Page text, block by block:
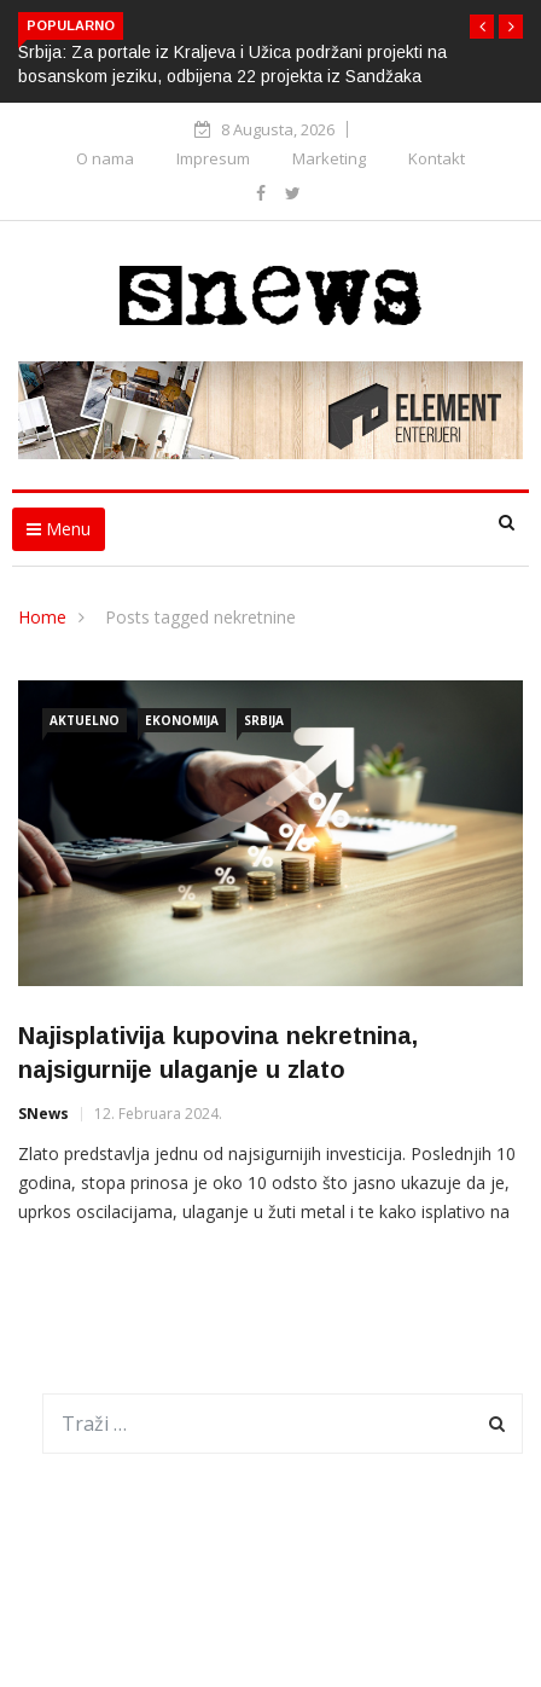
POPULARNO
Srbija: Za portale iz Kraljeva i Užica podržani projekti na
bosanskom jeziku, odbijena 22 projekta iz Sandžaka
8 Augusta, 2026
O nama
Impresum Marketing Kontakt
Menu
Home Posts tagged nekretnine
AKTUELNO EKONOMIJA SRBIJA
Najisplativija kupovina nekretnina,
najsigurnije ulaganje u zlato
SNews 12. Februara 2024.
Zlato predstavlja jednu od najsigurnijih investicija. Poslednjih 10
godina, stopa prinosa je oko 10 odsto što jasno ukazuje da je,
uprkos oscilacijama, ulaganje u žuti metal i te kako isplativo na